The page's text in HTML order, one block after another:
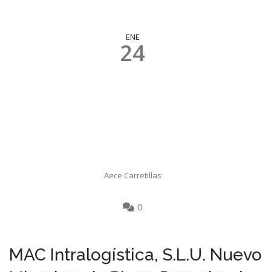
ENE
24
Aece Carretillas
0
MAC Intralogística, S.L.U. Nuevo